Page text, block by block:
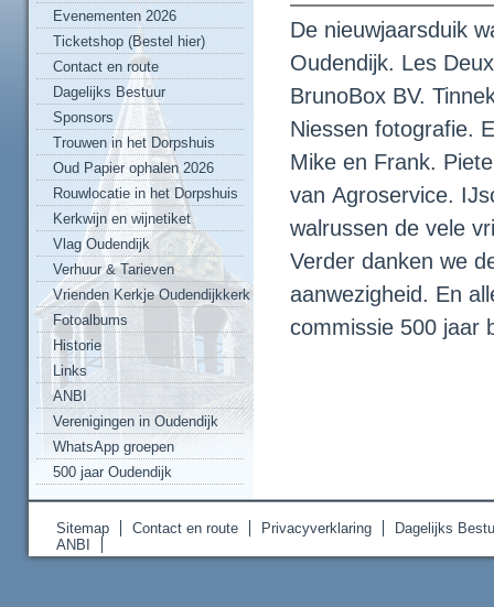
Evenementen 2026
Ticketshop (Bestel hier)
Contact en route
Dagelijks Bestuur
Sponsors
Trouwen in het Dorpshuis
Oud Papier ophalen 2026
Rouwlocatie in het Dorpshuis
Kerkwijn en wijnetiket
Vlag Oudendijk
Verhuur & Tarieven
Vrienden Kerkje Oudendijkkerk
Fotoalbums
Historie
Links
ANBI
Verenigingen in Oudendijk
WhatsApp groepen
500 jaar Oudendijk
De nieuwjaarsduik
Oudendijk. Les
BrunoBox BV.
Niessen fotografie.
Mike en Frank.
van Agroservice.
walrussen de vele
Verder danken we
aanwezigheid. En
commissie 500 jaar
Sitemap Contact en route Privacyverklaring
Dagelijks
ANBI